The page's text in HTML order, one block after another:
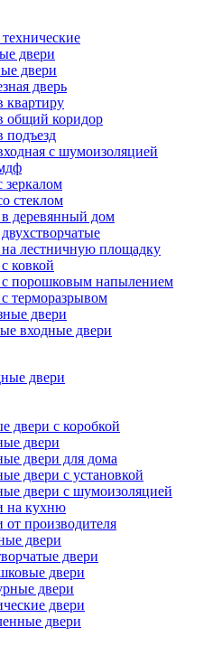
двери
двери
дверь
квартиру
общий коридор
подъезд
с шумоизоляцией
зеркалом
стеклом
деревянный дом
лестничную площадку
ковкой
порошковым напылением
терморазрывом
двери
входные двери
двери
двери с коробкой
двери
двери для дома
двери с установкой
двери с шумоизоляцией
на кухню
от производителя
двери
двери
двери
двери
двери
двери